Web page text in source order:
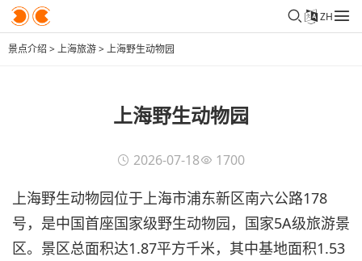
ZH
景点介绍 >上海旅游>上海野生动物园
上海野生动物园
2026-07-18 1700
上海野生动物园位于上海市浦东新区南六公路178
号，是中国首座国家级野生动物园，国家5A级旅游景
区。景区总面积达1.87平方千米，其中基地面积1.53